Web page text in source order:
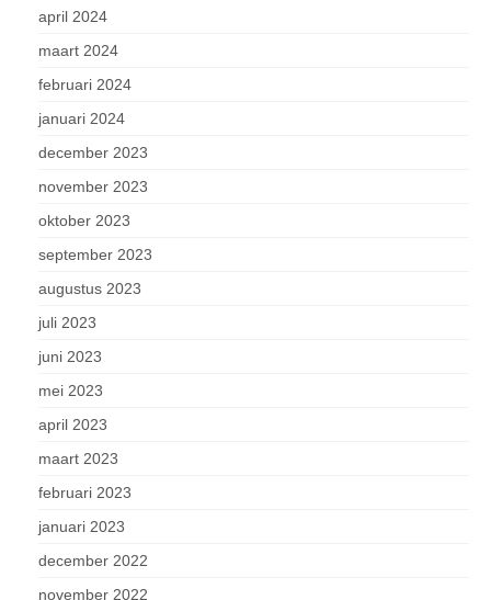
april 2024
maart 2024
februari 2024
januari 2024
december 2023
november 2023
oktober 2023
september 2023
augustus 2023
juli 2023
juni 2023
mei 2023
april 2023
maart 2023
februari 2023
januari 2023
december 2022
november 2022